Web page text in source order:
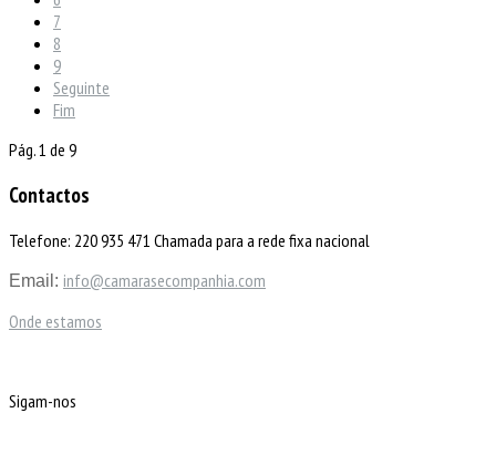
7
8
9
Seguinte
Fim
Pág. 1 de 9
Contactos
Telefone: 220 935 471 Chamada para a rede fixa nacional
Email: info@camarasecompanhia.com
Onde estamos
Sigam-nos